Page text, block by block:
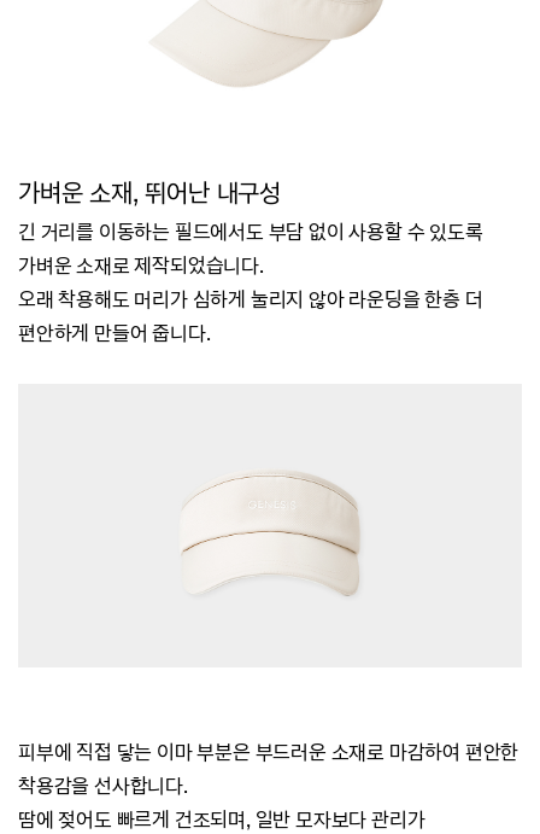
가벼운 소재, 뛰어난 내구성
긴 거리를 이동하는 필드에서도 부담 없이 사용할 수 있도록
가벼운 소재로 제작되었습니다.
오래 착용해도 머리가 심하게 눌리지 않아 라운딩을 한층 더
편안하게 만들어 줍니다.
피부에 직접 닿는 이마 부분은 부드러운 소재로 마감하여 편안한
착용감을 선사합니다.
땀에 젖어도 빠르게 건조되며, 일반 모자보다 관리가